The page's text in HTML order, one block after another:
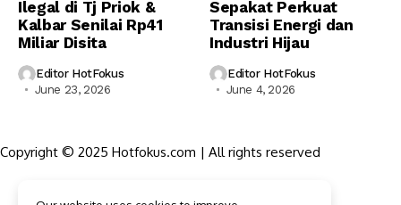
Ilegal di Tj Priok &
Kalbar Senilai Rp41
Miliar Disita
Editor HotFokus
June 23, 2026
Sepakat Perkuat
Transisi Energi dan
Industri Hijau
Editor HotFokus
June 4, 2026
Copyright © 2025 Hotfokus.com | All rights reserved